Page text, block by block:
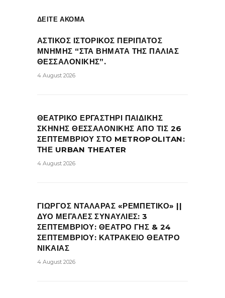
ΔΕΙΤΕ ΑΚΟΜΑ
ΑΣΤΙΚΟΣ ΙΣΤΟΡΙΚΟΣ ΠΕΡΙΠΑΤΟΣ
ΜΝΗΜΗΣ “ΣΤΑ ΒΗΜΑΤΑ ΤΗΣ ΠΑΛΙΑΣ
ΘΕΣΣΑΛΟΝΙΚΗΣ”.
4 August 2026
ΘΕΑΤΡΙΚΟ ΕΡΓΑΣΤΗΡΙ ΠΑΙΔΙΚΗΣ
ΣΚΗΝΗΣ ΘΕΣΣΑΛΟΝΙΚΗΣ ΑΠΟ ΤΙΣ 26
ΣΕΠΤΕΜΒΡΙΟΥ ΣΤΟ METROPOLITAN:
ΤΗΕ URBAN THEATER
4 August 2026
ΓΙΩΡΓΟΣ ΝΤΑΛΑΡΑΣ «ΡΕΜΠΕΤΙΚΟ» ||
ΔΥΟ ΜΕΓΑΛΕΣ ΣΥΝΑΥΛΙΕΣ: 3
ΣΕΠΤΕΜΒΡΙΟΥ: ΘΕΑΤΡΟ ΓΗΣ & 24
ΣΕΠΤΕΜΒΡΙΟΥ: ΚΑΤΡΑΚΕΙΟ ΘΕΑΤΡΟ
ΝΙΚΑΙΑΣ
4 August 2026